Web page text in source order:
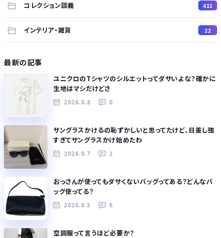
コレクション談義
411
インテリア・雑貨 22
最新の記事
ユニクロのTシャツのシルエットってダサいよな？確かに
生地はマシだけどさ
2026.8.8 0
サングラスかけるの恥ずかしいと思ってたけど、日差し強
すぎてサングラスかけ始めたわ
2026.8.7 2
おっさんが使ってもダサくないバッグってある？どんなバ
ッグ使ってる？
2026.8.5 6
空調服って言うほど必要か？